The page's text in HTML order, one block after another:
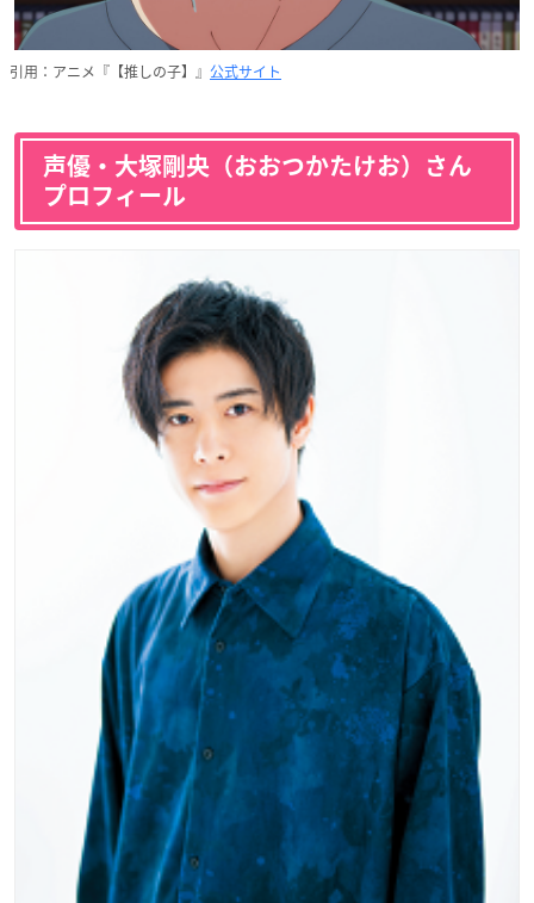
引用：アニメ『【推しの子】』 公式サイト
声優・大塚剛央（おおつかたけお）さん
プロフィール